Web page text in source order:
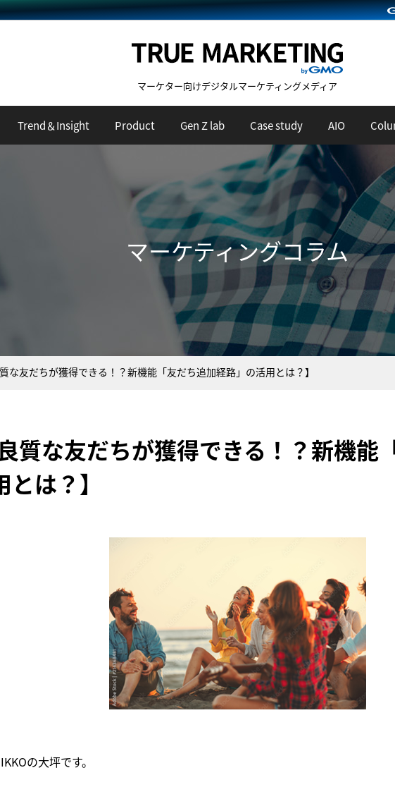
マーケター向けデジタルマーケティングメディア
Trend＆Insight Product Gen Z lab Case study AIO
マーケティングコラム
質な友だちが獲得できる！？新機能「友だち追加経路」の活用とは？】
質な友だちが獲得できる！？新機能
は？】
の大坪です。